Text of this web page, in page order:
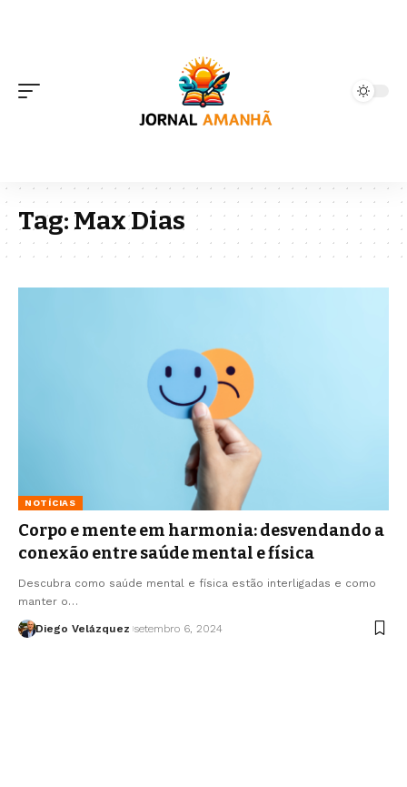
Tag:Max Dias
NOTÍCIAS
Corpo e mente em harmonia: desvendando a
conexão entre saúde mental e física
Descubra como saúde mental e física estão interligadas e como
manter o…
Diego Velázquez setembro 6, 2024